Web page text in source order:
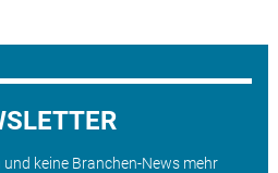
keine Branchen-News mehr